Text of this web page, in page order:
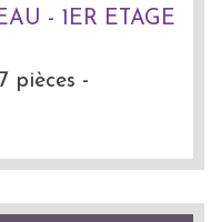
- 1ER ETAGE
pièces -